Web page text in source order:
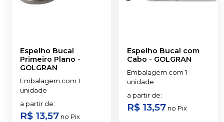
Espelho Bucal
Primeiro Plano -
GOLGRAN
Embalagem com 1
unidade
a partir de:
R$ 13,57 no Pix
Espelho Bucal com
Cabo - GOLGRAN
Embalagem com 1
unidade
a partir de:
R$ 13,57 no Pix